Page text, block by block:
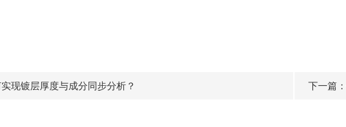
现镀层厚度与成分同步分析？ 下一篇：